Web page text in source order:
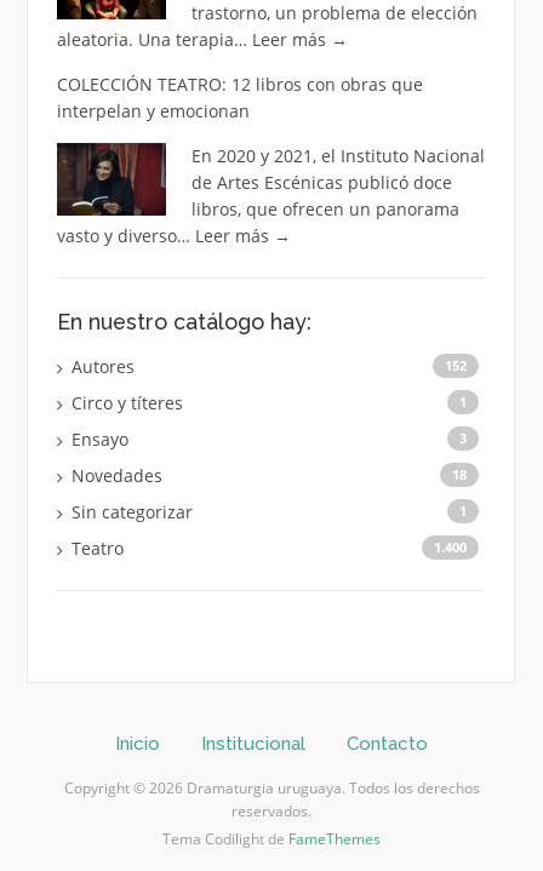
trastorno, un problema de elección
aleatoria. Una terapia… Leer más →
COLECCIÓN TEATRO: 12 libros con obras que
interpelan y emocionan
En 2020 y 2021, el Instituto Nacional
de Artes Escénicas publicó doce
libros, que ofrecen un panorama
vasto y diverso… Leer más →
En nuestro catálogo hay:
Autores 152
Circo y títeres 1
Ensayo 3
Novedades 18
Sin categorizar 1
Teatro 1.400
Inicio Institucional Contacto
Copyright © 2026 Dramaturgia uruguaya. Todos los derechos
reservados.
Tema Codilight de FameThemes